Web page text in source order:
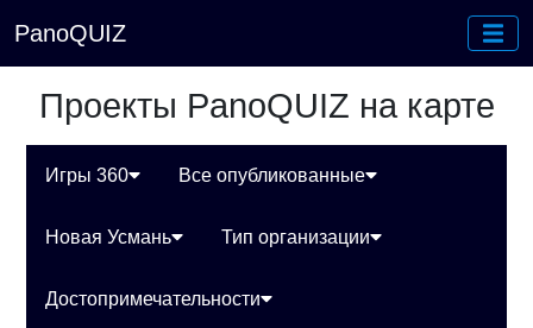
PanoQUIZ
Проекты PanoQUIZ на карте
Игры 360 Все опубликованные
Новая Усмань Тип организации
Достопримечательности